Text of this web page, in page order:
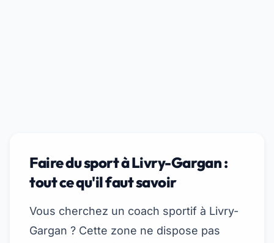
Faire du sport à Livry-Gargan :
tout ce qu'il faut savoir
Vous cherchez un coach sportif à Livry-
Gargan ? Cette zone ne dispose pas